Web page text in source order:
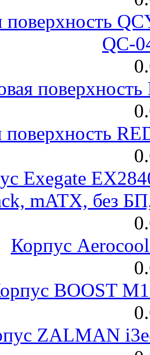
поверхность
QC-
поверхность
Exegate
mATX, без
Корпус
BOOST
ZALMAN